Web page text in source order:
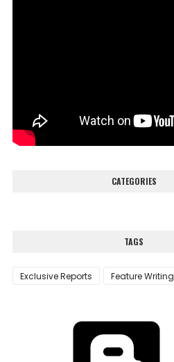
CATEGORIES
TAGS
Exclusive Reports Feature Writing